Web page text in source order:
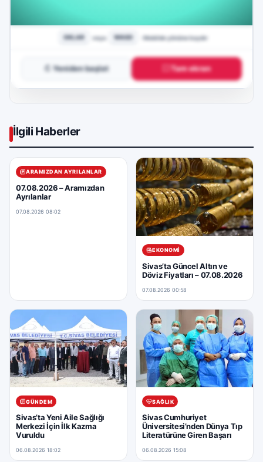
↻ Yeniden başlat ⛶ Tam ekran
İlgili Haberler
ARAMIZDAN AYRILANLAR
07.08.2026 – Aramızdan
Ayrılanlar
07.08.2026 08:02
EKONOMI
Sivas’ta Güncel Altın ve
Döviz Fiyatları – 07.08.2026
07.08.2026 00:58
GÜNDEM
Sivas’ta Yeni Aile Sağlığı
Merkezi İçin İlk Kazma
Vuruldu
06.08.2026 18:02
SAĞLIK
Sivas Cumhuriyet
Üniversitesi’nden Dünya Tıp
Literatürüne Giren Başarı
06.08.2026 15:08